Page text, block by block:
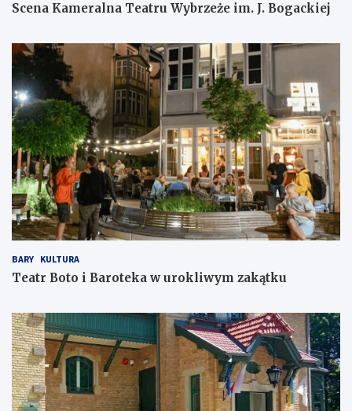
Scena Kameralna Teatru Wybrzeże im. J. Bogackiej
BARY KULTURA
Teatr Boto i Baroteka w urokliwym zakątku